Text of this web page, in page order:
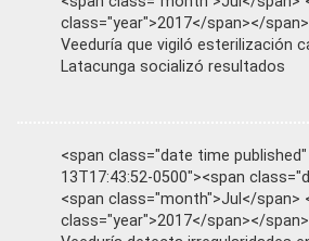
class="year">2017</span></span>
Veeduría que vigiló esterilización
Latacunga socializó resultados
<span class="date time
13T17:43:52-0500"><span
<span class="month">Jul</span>
class="year">2017</span></span>